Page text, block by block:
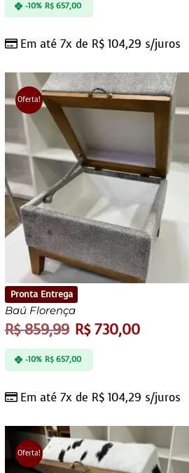
Em até 7x de R$ 104,29 s/juros
-10% R$657,00
Oferta!
Pronta Entrega
Baú Florença
R$859,99 R$730,00
Em até 7x de R$ 104,29 s/juros
-10% R$657,00
Oferta!